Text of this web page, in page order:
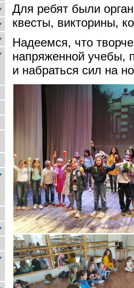
Для ребят были
квесты, викторины,
Надеемся, что
напряженной учебы,
и набраться сил на